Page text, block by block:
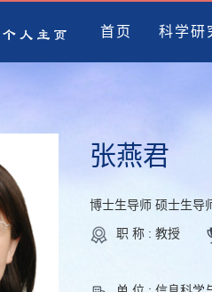
首页 科学研
张燕君
博士生导师 硕士生导
职 称 : 教授